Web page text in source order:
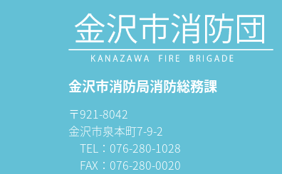
金沢市消防局消防総務課
〒921-8042
金沢市泉本町7-9-2
TEL：076-280-1028
FAX：076-280-0020